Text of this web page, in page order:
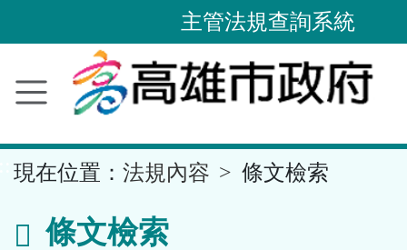
內
容
主管法規查詢系統
現在位置： 法規內容 條文檢索
條文檢索